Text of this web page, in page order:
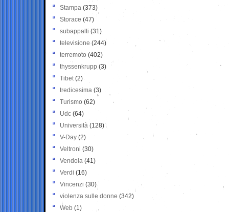
Stampa (373)
Storace (47)
subappalti (31)
televisione(244)
terremoto (402)
thyssenkrupp (3)
Tibet(2)
tredicesima (3)
Turismo (62)
Udc (64)
Università (128)
V-Day (2)
Veltroni (30)
Vendola (41)
Verdi (16)
Vincenzi (30)
violenza sulle donne (342)
Web (1)